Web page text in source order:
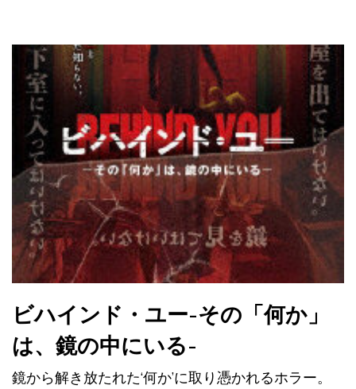
ビハインド・ユー-その「何か」
は、鏡の中にいる-
鏡から解き放たれた‘何か’に取り憑かれるホラー。